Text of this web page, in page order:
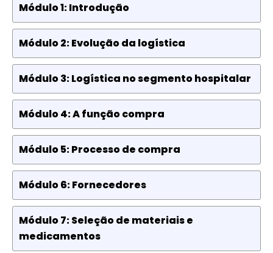
Módulo 1: Introdução
Módulo 2: Evolução da logística
Módulo 3: Logística no segmento hospitalar
Módulo 4: A função compra
Módulo 5: Processo de compra
Módulo 6: Fornecedores
Módulo 7: Seleção de materiais e
medicamentos